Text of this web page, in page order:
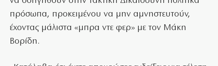
πρόσωπα, προκειμένου να μην αμνηστευτούν,
έχοντας μάλιστα «μπρα ντε φερ» με τον Μάκη
Βορίδη.